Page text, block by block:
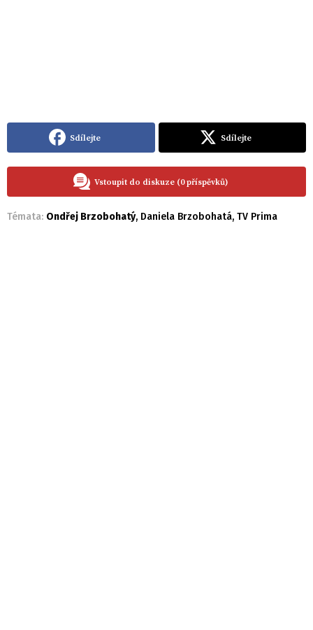
Sdílejte Sdílejte
Vstoupit do diskuze (0 příspěvků)
Témata: Ondřej Brzobohatý, Daniela Brzobohatá, TV Prima